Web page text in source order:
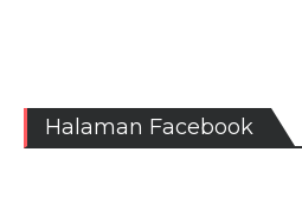
Halaman Facebook